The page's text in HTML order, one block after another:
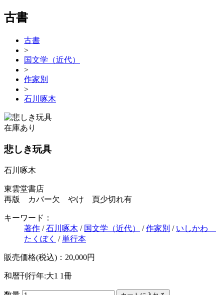
古書
古書
>
国文学（近代）
>
作家別
>
石川啄木
在庫あり
悲しき玩具
石川啄木
東雲堂書店
再版 カバー欠 やけ 頁少切れ有
キーワード：
著作 /石川啄木 / 国文学（近代） /作家別 / いしかわ
たくぼく /単行本
販売価格(税込)：20,000円
和暦刊行年:大1 1冊